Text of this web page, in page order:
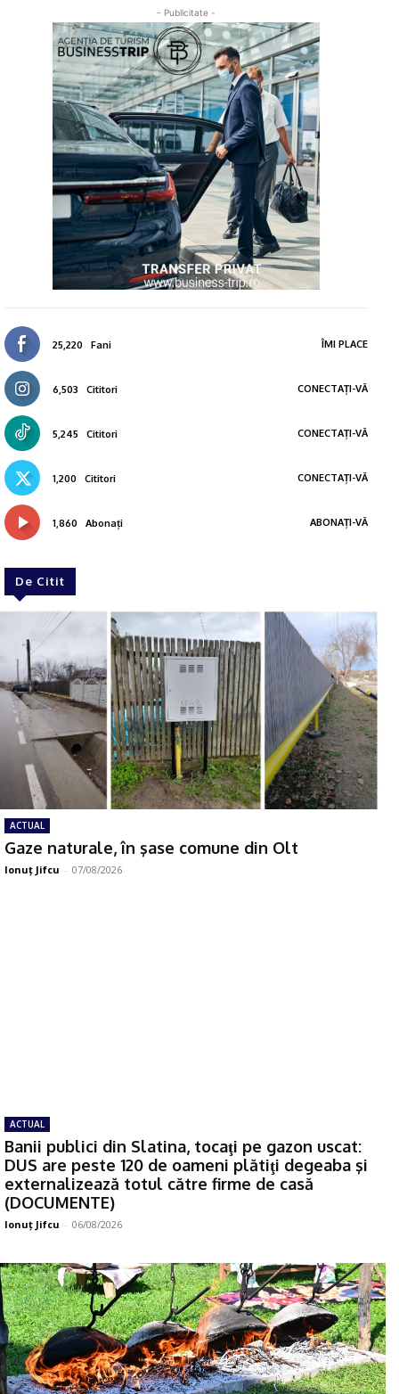
- Publicitate -
25,220 Fani ÎMI PLACE
6,503 Cititori CONECTAȚI-VĂ
5,245 Cititori CONECTAȚI-VĂ
1,200 Cititori CONECTAȚI-VĂ
1,860 Abonați ABONAȚI-VĂ
De Citit
ACTUAL
Gaze naturale, în şase comune din Olt
Ionuţ Jifcu - 07/08/2026
ACTUAL
Banii publici din Slatina, tocaţi pe gazon uscat:
DUS are peste 120 de oameni plătiţi degeaba şi
externalizează totul către firme de casă
(DOCUMENTE)
Ionuţ Jifcu - 06/08/2026